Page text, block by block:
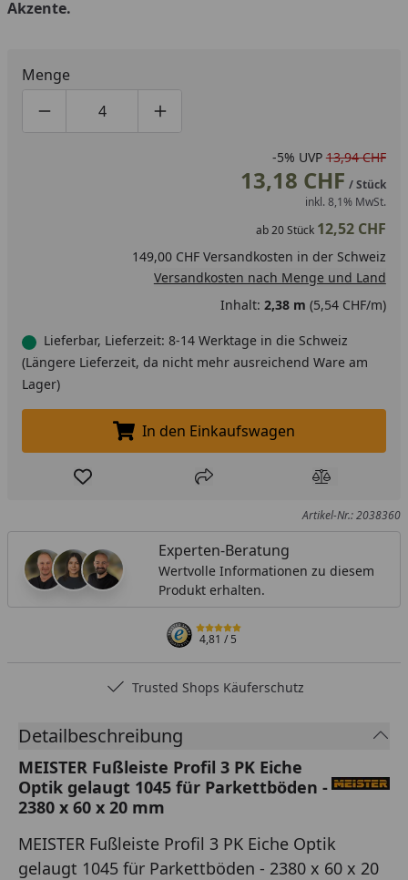
Akzente.
Menge
Produktmenge um eins verringern
Produktmenge manuell eingeben
Produktmenge um eins erhöhen
-5% UVP 13,94 CHF
13,18 CHF / Stück
inkl. 8,1% MwSt.
ab20Stück 12,52 CHF
149,00 CHF Versandkosten in der Schweiz
Versandkosten nach Menge und Land
Inhalt: 2,38 m (5,54 CHF/m)
Lieferbar, Lieferzeit: 8-14 Werktage in die Schweiz
(Längere Lieferzeit, da nicht mehr ausreichend Ware am
Lager)
In den Einkaufswagen legen
In den Einkaufswagen
Produkt zur Wunschliste hinzufügen
Teilen Produkt
Artikel-Nr.: 2038360
Experten-Beratung
Wertvolle Informationen zu diesem
Produkt erhalten.
4,81/ 5
Trusted Shops Käuferschutz
Detailbeschreibung
MEISTER Fußleiste Profil 3 PK Eiche
Optik gelaugt 1045 für Parkettböden -
2380 x 60 x 20 mm
MEISTER Fußleiste Profil 3 PK Eiche Optik
gelaugt 1045 für Parkettböden - 2380 x 60 x 20